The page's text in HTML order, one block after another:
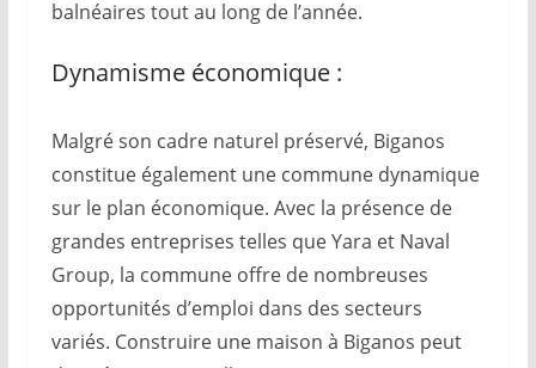
balnéaires tout au long de l’année.
Dynamisme économique :
Malgré son cadre naturel préservé, Biganos
constitue également une commune dynamique
sur le plan économique. Avec la présence de
grandes entreprises telles que Yara et Naval
Group, la commune offre de nombreuses
opportunités d’emploi dans des secteurs
variés. Construire une maison à Biganos peut